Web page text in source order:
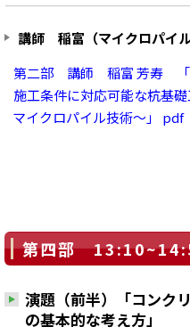
講師 稲富（マイクロパイル
第二部 講師 稲富 芳寿 「
施工条件に対応可能な杭基
マイクロパイル技術～」 pdf
第四部
演題（前半）「コンク
の基本的な考え方」